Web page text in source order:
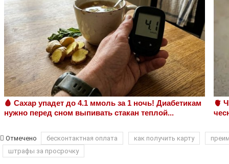
🩸 Сахар упадет до 4.1 ммоль за 1 ночь! Диабетикам
нужно перед сном выпивать стакан теплой...
🫀
Отмечено бесконтактная оплата как получить карту
штрафы за просрочку